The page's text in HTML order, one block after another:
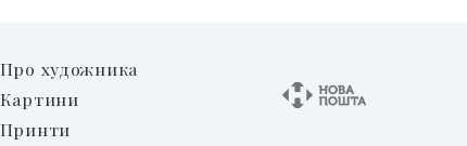
Про художника
Картини
Принти